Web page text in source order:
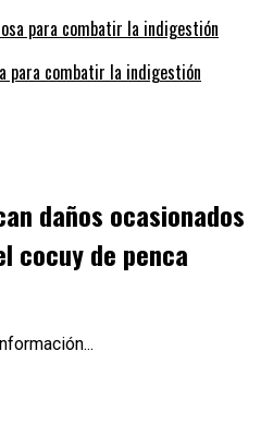
para combatir la indigestión
daños ocasionados
cocuy de penca